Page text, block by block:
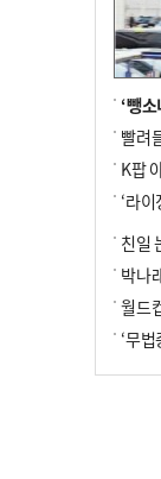
‘뺑
박나